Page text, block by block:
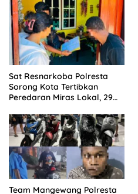
Sat Resnarkoba Polresta
Sorong Kota Tertibkan
Peredaran Miras Lokal, 29
Team Mangewang Polresta